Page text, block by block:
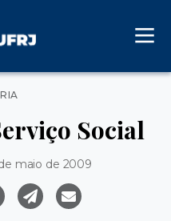
Social
maio de 2009